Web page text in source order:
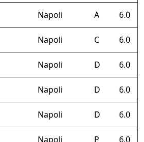
Napoli A 6.0
Napoli C 6.0
Napoli D 6.0
Napoli D 6.0
Napoli D 6.0
Napoli P 6.0